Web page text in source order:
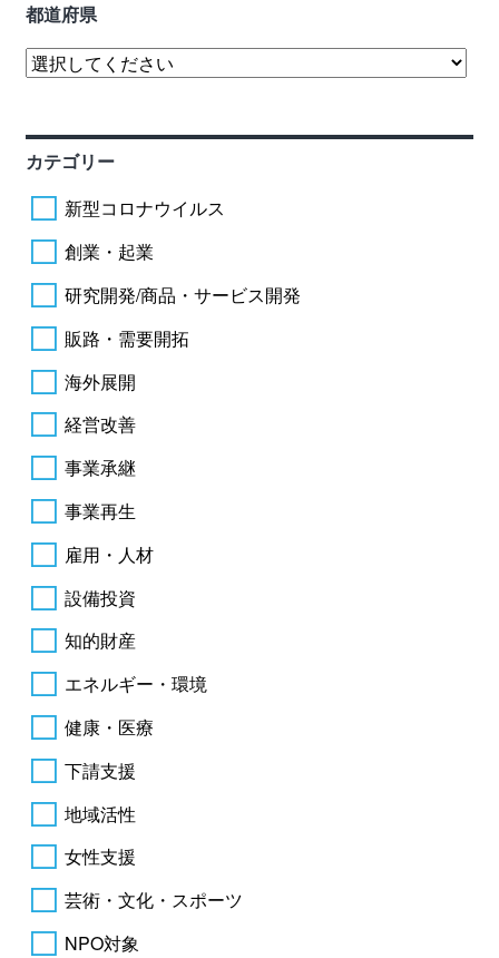
都道府県
カテゴリー
新型コロナウイルス
創業・起業
研究開発/商品・サービス開発
販路・需要開拓
海外展開
経営改善
事業承継
事業再生
雇用・人材
設備投資
知的財産
エネルギー・環境
健康・医療
下請支援
地域活性
女性支援
芸術・文化・スポーツ
NPO対象